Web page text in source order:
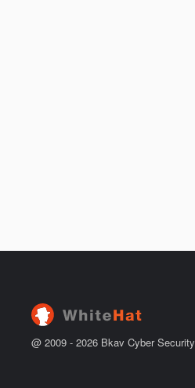
@ 2009 - 2026 Bkav Cyber Security